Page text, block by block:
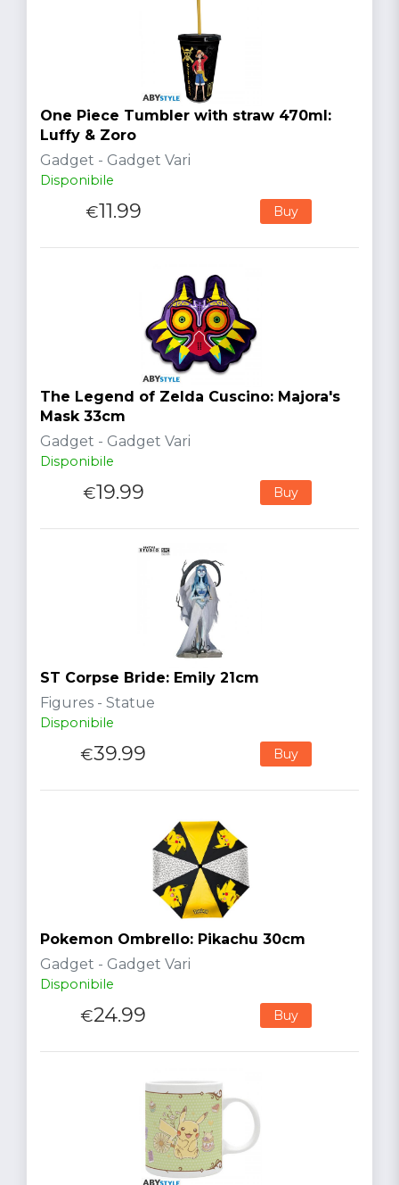
One Piece Tumbler with straw 470ml:
Luffy & Zoro
Gadget - Gadget Vari
Disponibile
€11.99 Buy
The Legend of Zelda Cuscino: Majora's
Mask 33cm
Gadget - Gadget Vari
Disponibile
€19.99 Buy
ST Corpse Bride: Emily 21cm
Figures - Statue
Disponibile
€39.99 Buy
Pokemon Ombrello: Pikachu 30cm
Gadget - Gadget Vari
Disponibile
€24.99 Buy